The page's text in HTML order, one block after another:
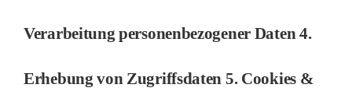
Verarbeitung personenbezogener Daten 4.
Erhebung von Zugriffsdaten 5. Cookies &